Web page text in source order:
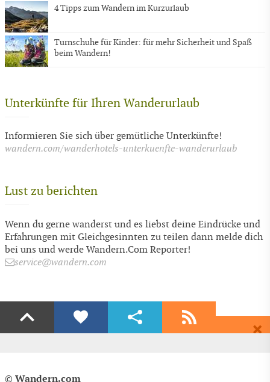
4 Tipps zum Wandern im Kurzurlaub
Turnschuhe für Kinder: für mehr Sicherheit und Spaß
beim Wandern!
Unterkünfte für Ihren Wanderurlaub
Informieren Sie sich über gemütliche Unterkünfte!
wandern.com/wanderhotels-unterkuenfte-wanderurlaub
Lust zu berichten
Wenn du gerne wanderst und es liebst deine Eindrücke und
Erfahrungen mit Gleichgesinnten zu teilen dann melde dich
bei uns und werde Wandern.Com Reporter!
service@wandern.com
Liken
Teilen
Blog-Kategorie
Abonnieren
© Wandern.com